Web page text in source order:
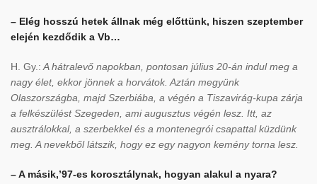
– Elég hosszú hetek állnak még előttünk, hiszen szeptember
elején kezdődik a Vb…
H. Gy.: A hátralevő napokban, pontosan július 20-án indul meg a
nagy élet, ekkor jönnek a horvátok. Aztán megyünk
Olaszországba, majd Szerbiába, a végén a Tiszavirág-kupa zárja
a felkészülést Szegeden, ami augusztus végén lesz. Itt, az
ausztrálokkal, a szerbekkel és a montenegrói csapattal küzdünk
meg. A nevekből látszik, hogy ez egy nagyon kemény torna lesz.
– A másik,’97-es korosztálynak, hogyan alakul a nyara?